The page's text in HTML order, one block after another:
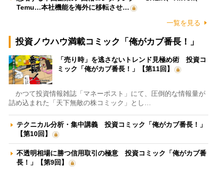
Temu…本社機能を海外に移転させ…
一覧を見る
投資ノウハウ満載コミック「俺がカブ番長！」
「売り時」を逃さないトレンド見極め術 投資コ
ミック「俺がカブ番長！」【第11回】
かつて投資情報雑誌「マネーポスト」にて、圧倒的な情報量が
詰め込まれた「天下無敵の株コミック」とし…
テクニカル分析・集中講義 投資コミック「俺がカブ番長！」
【第10回】
不透明相場に勝つ信用取引の極意 投資コミック「俺がカブ番
長！」【第9回】